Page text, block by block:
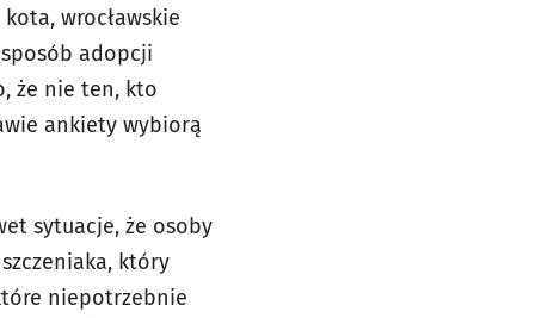
wrocławskie
adopcji
że nie ten, kto
ankiety wybiorą
sytuacje, że osoby
który
niepotrzebnie